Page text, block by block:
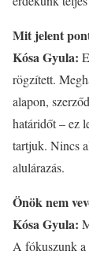
Mit jelent
Kósa Gyula:
rögzített.
alapon,
határidőt – ez
tartjuk. Nincs
alulárazás.
Önök nem
Kósa Gyula:
A fókuszunk a